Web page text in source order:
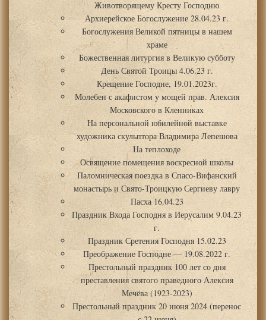
Животворящему Кресту Господню
Архиерейское Богослужение 28.04.23 г.
Богослужения Великой пятницы в нашем
храме
Божественная литургия в Великую субботу
День Святой Троицы 4.06.23 г.
Крещение Господне, 19.01.2023г.
Молебен с акафистом у мощей прав. Алексия
Московского в Кленниках
На персональной юбилейной выставке
художника скульптора Владимира Лепешова
На теплоходе
Освящение помещения воскресной школы
Паломническая поездка в Спасо-Вифанский
монастырь и Свято-Троицкую Сергиеву лавру
Пасха 16.04.23
Праздник Входа Господня в Иерусалим 9.04.23
г.
Праздник Сретения Господня 15.02.23
Преображение Господне — 19.08.2022 г.
Престольный праздник 100 лет со дня
преставления святого праведного Алексия
Мечёва (1923-2023)
Престольный праздник 20 июня 2024 (перенос